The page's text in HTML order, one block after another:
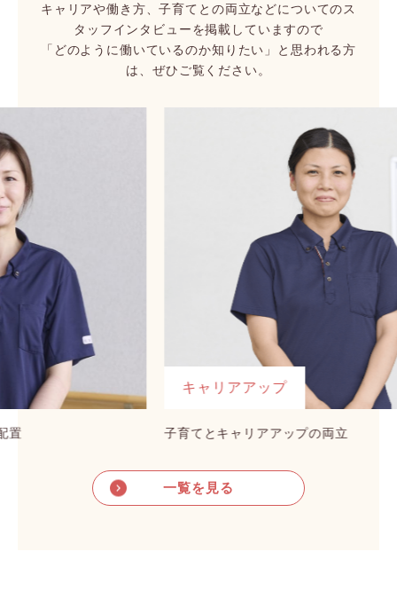
キャリアや働き方、子育てとの両立などについてのス
タッフインタビューを掲載していますので
「どのように働いているのか知りたい」と思われる方
は、ぜひご覧ください。
キャリアアップ
子育てとキャリアアップの両立
一覧を見る